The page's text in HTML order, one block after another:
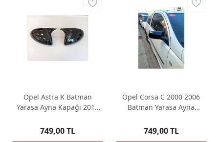
Opel Astra K Batman
Yarasa Ayna Kapağı 2015
749,00 TL
Opel Corsa C 2000 2006
Batman Yarasa Ayna
749,00 TL